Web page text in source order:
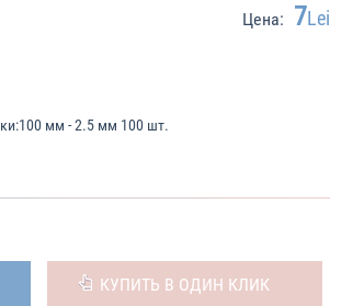
Цена: 7Lei
100 мм - 2.5 мм 100 шт.
КУПИТЬ В ОДИН КЛИК